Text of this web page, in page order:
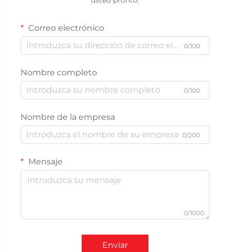
Correo electrónico
0/100
Nombre completo
0/100
Nombre de la empresa
0/200
Mensaje
0/1000
Enviar